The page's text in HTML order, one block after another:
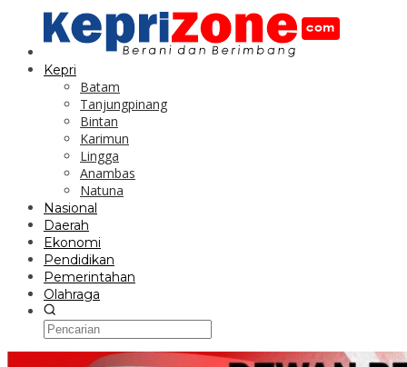
Kepri
Batam
Tanjungpinang
Bintan
Karimun
Lingga
Anambas
Natuna
Nasional
Daerah
Ekonomi
Pendidikan
Pemerintahan
Olahraga